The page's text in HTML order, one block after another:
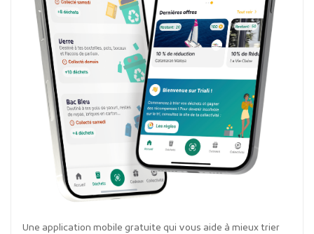
Une application mobile gratuite qui vous aide à mieux trier